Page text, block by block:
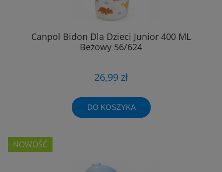
Canpol Bidon Dla Dzieci Junior 400 ML
Beżowy 56/624
26,99 zł
DO KOSZYKA
NOWOŚĆ